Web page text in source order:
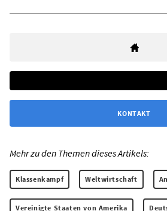
KONTAKT
Mehr zu den Themen dieses Artikels:
Klassenkampf Weltwirtschaft
Vereinigte Staaten von Amerika